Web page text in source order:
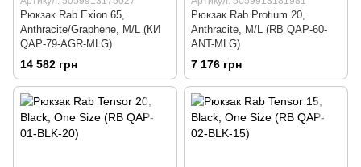
Рюкзак Rab Exion 65,
Anthracite/Graphene, M/L (КИ
QAP-79-AGR-MLG)
14 582 грн
Рюкзак Rab Protium 20,
Anthracite, M/L (RB QAP-60-
ANT-MLG)
7 176 грн